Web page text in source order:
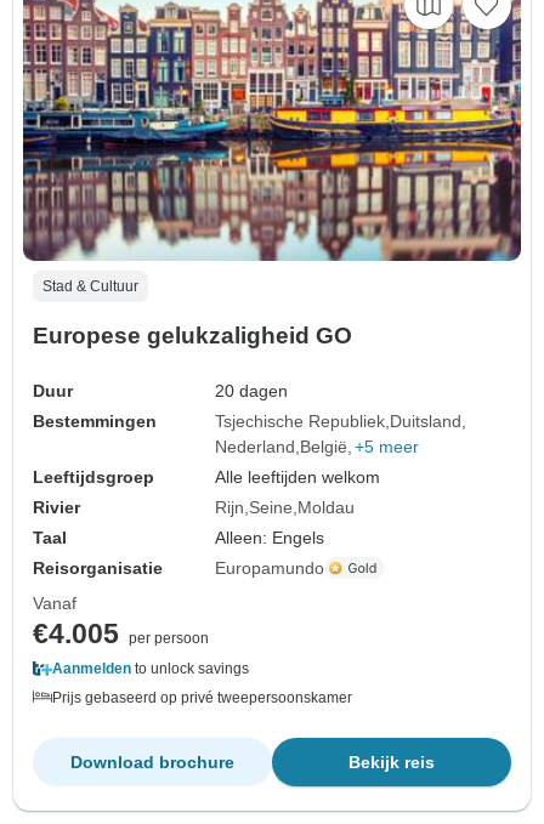
Stad & Cultuur
Europese gelukzaligheid GO
Duur
20 dagen
Bestemmingen
Tsjechische Republiek Duitsland
Nederland België +5 meer
Leeftijdsgroep
Alle leeftijden welkom
Rivier
Rijn Seine Moldau
Taal
Alleen: Engels
Reisorganisatie
Europamundo
Vanaf
€4.005 per persoon
Aanmelden to unlock savings
Prijs gebaseerd op privé tweepersoonskamer
Bekijk reis
Download brochure